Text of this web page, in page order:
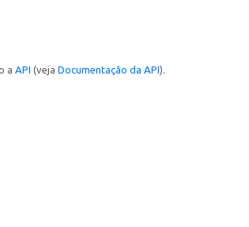
a API (veja Documentação da API).